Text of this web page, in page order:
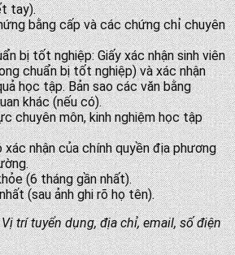
tay).
bằng cấp và các chứng chỉ chuyên
bị tốt nghiệp: Giấy xác nhận sinh viên
chuẩn bị tốt nghiệp) và xác nhận
học tập. Bản sao các văn bằng
khác (nếu có).
chuyên môn, kinh nghiệm học tập
nhận của chính quyền địa phương
(6 tháng gần nhất).
(sau ảnh ghi rõ họ tên).
Vị trí tuyển dụng, địa chỉ, email, số điện